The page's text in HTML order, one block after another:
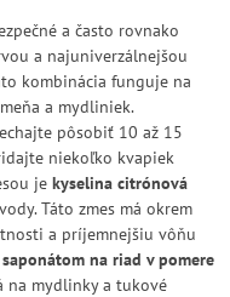
a často rovnako
a najuniverzálnejšou
kombinácia funguje na
a mydliniek.
pôsobiť 10 až 15
niekoľko kvapiek
je kyselina citrónová
Táto zmes má okrem
a príjemnejšiu vôňu
na riad v pomere
na mydlinky a tukové